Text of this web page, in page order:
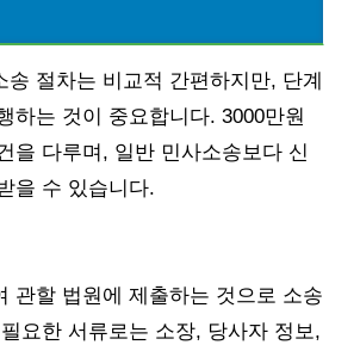
송 절차는 비교적 간편하지만, 단계
하는 것이 중요합니다. 3000만원
을 다루며, 일반 민사소송보다 신
을 수 있습니다.
관할 법원에 제출하는 것으로 소송
요한 서류로는 소장, 당사자 정보,